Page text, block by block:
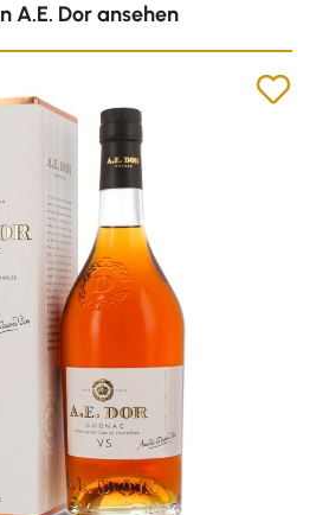
A.E. Dor ansehen